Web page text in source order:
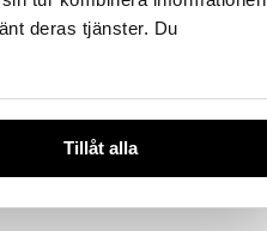
deras tjänster. Du
Tillåt alla
2,95